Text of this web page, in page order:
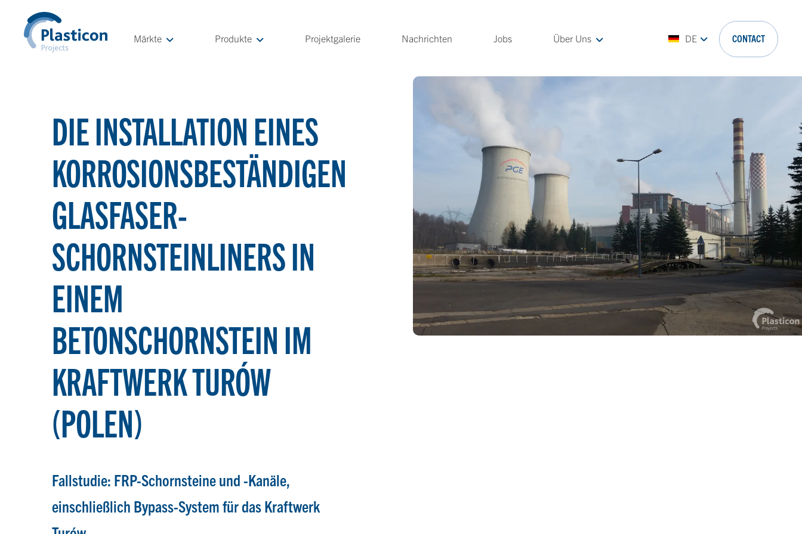
Märkte Produkte Projektgalerie Nachrichten Jobs Über Uns DE CONTACT
DIE INSTALLATION EINES
KORROSIONSBESTÄNDIGEN
GLASFASER-
SCHORNSTEINLINERS IN
EINEM
BETONSCHORNSTEIN IM
KRAFTWERK TURÓW
(POLEN)
Fallstudie: FRP-Schornsteine und -Kanäle,
einschließlich Bypass-System für das Kraftwerk